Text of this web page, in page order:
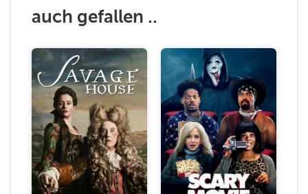
auch gefallen ..